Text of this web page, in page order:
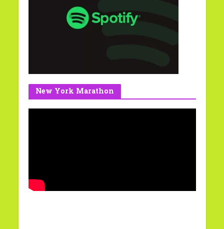
New York Marathon